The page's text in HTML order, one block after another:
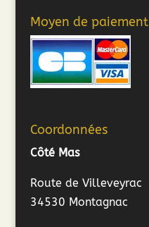
Moyen de paiement
Coordonnées
Côté Mas
Route de Villeveyrac
34530 Montagnac